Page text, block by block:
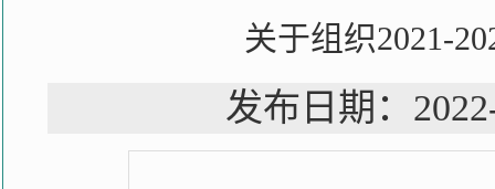
关于组织2021-
发布日期：